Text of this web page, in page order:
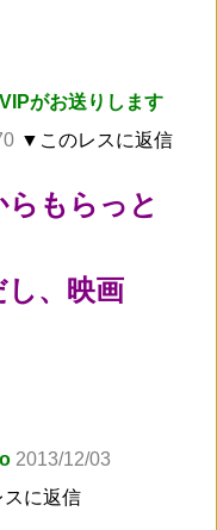
がお送りします
▼このレスに返信
らもらっと
し、映画
2013/12/03
に返信